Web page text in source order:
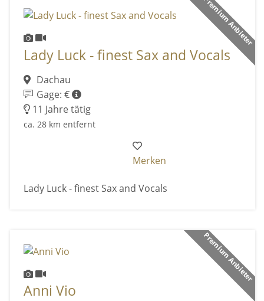
Premium Anbieter
Lady Luck - finest Sax and Vocals
Dachau
Gage: €
11 Jahre tätig
ca. 28 km entfernt
Merken
Lady Luck - finest Sax and Vocals
Premium Anbieter
Anni Vio